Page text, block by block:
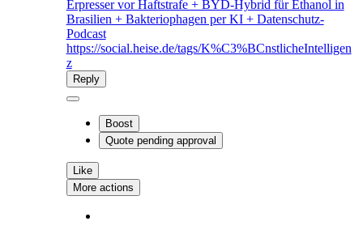
Erpresser vor Haftstrafe + BYD-Hybrid für Ethanol in
Brasilien + Bakteriophagen per KI + Datenschutz-
Podcast
https://social.heise.de/tags/K%C3%BCnstlicheIntelligen
z
Reply
Boost
Quote pending approval
Like
More actions